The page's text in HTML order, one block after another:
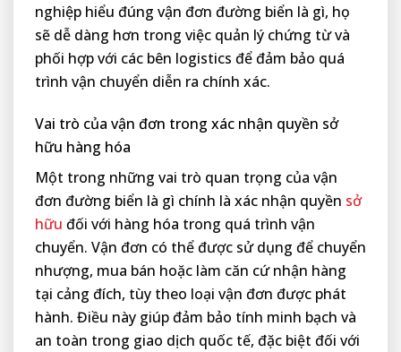
nghiệp hiểu đúng vận đơn đường biển là gì, họ
sẽ dễ dàng hơn trong việc quản lý chứng từ và
phối hợp với các bên logistics để đảm bảo quá
trình vận chuyển diễn ra chính xác.
Vai trò của vận đơn trong xác nhận quyền sở
hữu hàng hóa
Một trong những vai trò quan trọng của vận
đơn đường biển là gì chính là xác nhận quyền sở
hữu đối với hàng hóa trong quá trình vận
chuyển. Vận đơn có thể được sử dụng để chuyển
nhượng, mua bán hoặc làm căn cứ nhận hàng
tại cảng đích, tùy theo loại vận đơn được phát
hành. Điều này giúp đảm bảo tính minh bạch và
an toàn trong giao dịch quốc tế, đặc biệt đối với